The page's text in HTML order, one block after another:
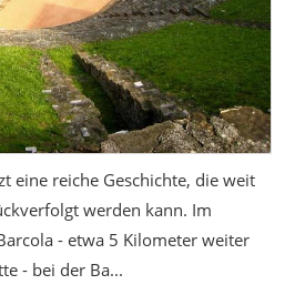
eine reiche Geschichte, die weit
werden kann. Im
- etwa 5 Kilometer weiter
- bei der Ba...